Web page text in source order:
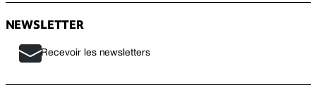
NEWSLETTER
Recevoir les newsletters